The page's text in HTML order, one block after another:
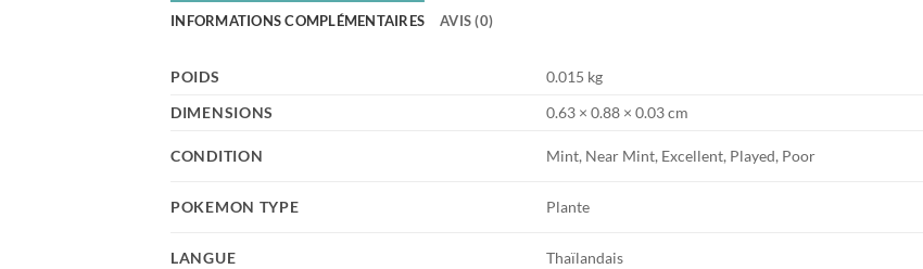
INFORMATIONS COMPLÉMENTAIRES AVIS (0)
POIDS
0.015 kg
DIMENSIONS
0.63 × 0.88 × 0.03 cm
CONDITION Mint, Near Mint, Excellent, Played, Poor
POKEMON TYPE Plante
LANGUE Thaïlandais